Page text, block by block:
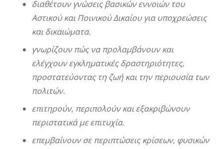
διαθέτουν γνώσεις βασικών εννοιών του
Αστικού και Ποινικού Δικαίου για υποχρεώσεις
και δικαιώματα.
γνωρίζουν πώς να προλαμβάνουν και
ελέγχουν εγκληματικές δραστηριότητες,
προστατεύοντας τη ζωή και την περιουσία των
πολιτών.
επιτηρούν, περιπολούν και εξακριβώνουν
περιστατικά με επιτυχία.
επεμβαίνουν σε περιπτώσεις κρίσεων, φυσικών